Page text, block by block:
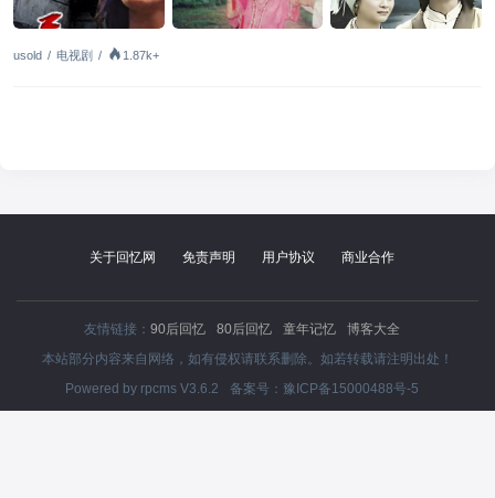
usold / 电视剧 / 1.87k+
关于回忆网 免责声明 用户协议 商业合作
友情链接： 90后回忆 80后回忆 童年记忆
博客大全
本站部分内容来自网络，如有侵权请联系删除。如若转载请注明出处！
Powered by rpcms V3.6.2 备案号： 豫ICP备15000488号-5